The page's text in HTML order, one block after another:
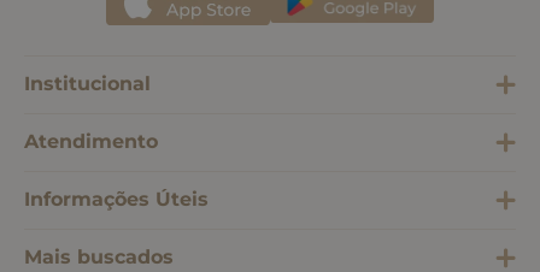
Institucional
Atendimento
Informações Úteis
Mais buscados